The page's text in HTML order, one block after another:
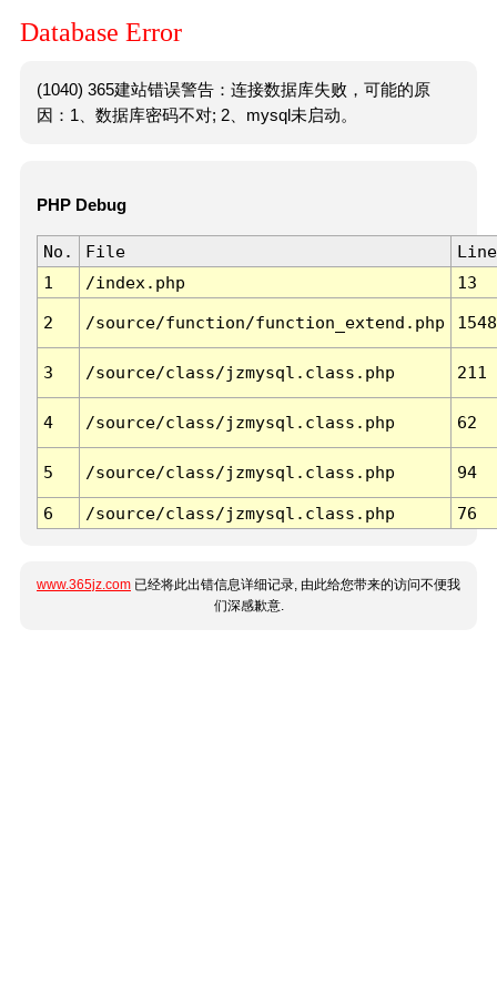
Database Error
(1040) 365建站错误警告：连接数据库失败，可能的原
因：1、数据库密码不对; 2、mysql未启动。
PHP Debug
No. File
Line
1
/index.php 13
2 /source/function/function_extend.php 1548
3 /source/class/jzmysql.class.php 211
4 /source/class/jzmysql.class.php 62
5 /source/class/jzmysql.class.php 94
6 /source/class/jzmysql.class.php 76
www.365jz.com 已经将此出错信息详细记录, 由此给您带来的访问不便我
们深感歉意.